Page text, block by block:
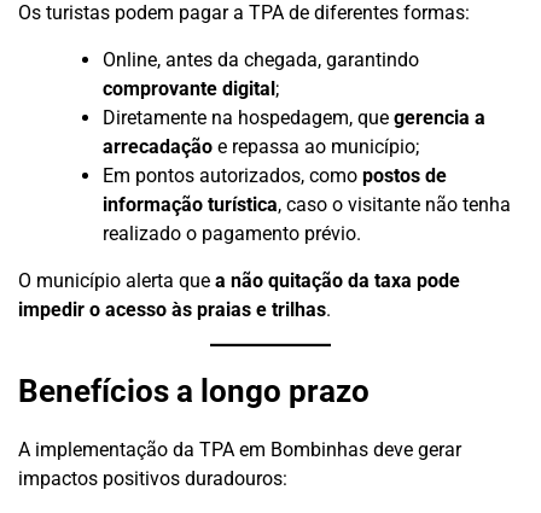
Os turistas podem pagar a TPA de diferentes formas:
Online, antes da chegada, garantindo
comprovante digital;
Diretamente na hospedagem, que gerencia a
arrecadação e repassa ao município;
Em pontos autorizados, como postos de
informação turística, caso o visitante não tenha
realizado o pagamento prévio.
O município alerta que a não quitação da taxa pode
impedir o acesso às praias e trilhas.
Benefícios a longo prazo
A implementação da TPA em Bombinhas deve gerar
impactos positivos duradouros: